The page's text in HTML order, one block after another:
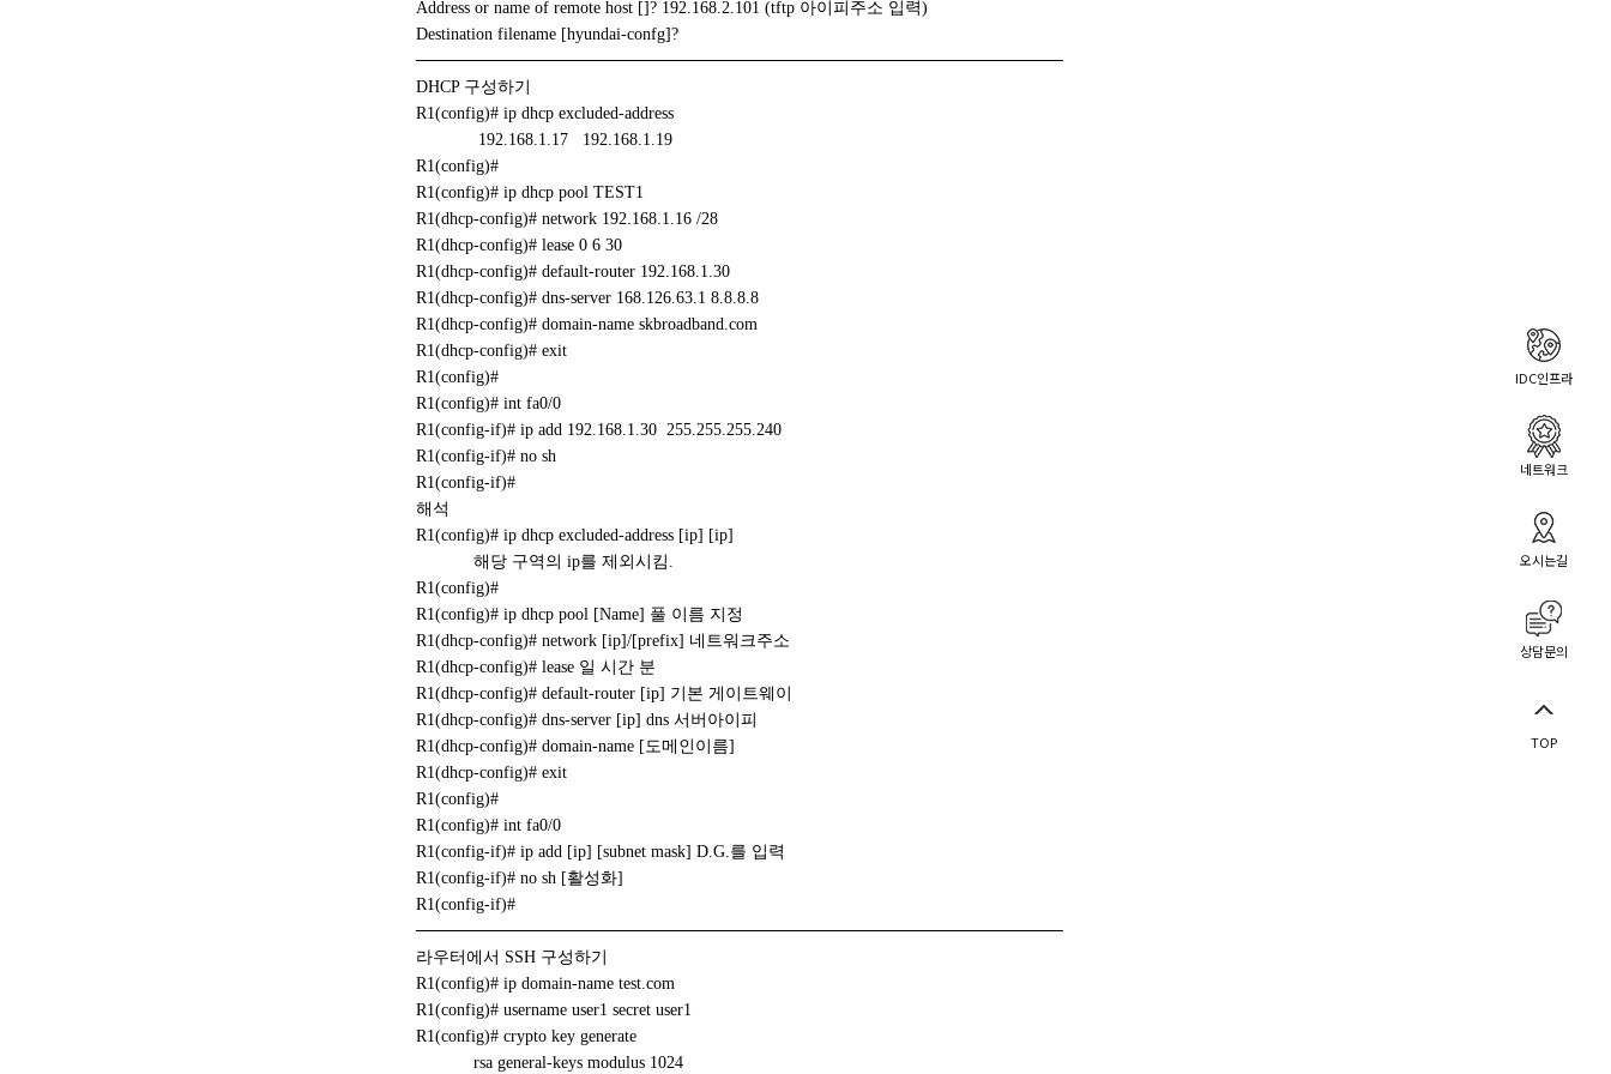
Address or name of remote host []? 192.168.2.101 (tftp 아이피주소 입력)
Destination filename [hyundai-confg]?
──────────────────────────────────────────────────────
DHCP 구성하기
R1(config)# ip dhcp excluded-address
192.168.1.17 192.168.1.19
R1(config)#
R1(config)# ip dhcp pool TEST1
R1(dhcp-config)# network 192.168.1.16 /28
R1(dhcp-config)# lease 0 6 30
R1(dhcp-config)# default-router 192.168.1.30
R1(dhcp-config)# dns-server 168.126.63.1 8.8.8.8
R1(dhcp-config)# domain-name skbroadband.com
R1(dhcp-config)# exit
R1(config)#
R1(config)# int fa0/0
R1(config-if)# ip add 192.168.1.30 255.255.255.240
R1(config-if)# no sh
R1(config-if)#
해석
R1(config)# ip dhcp excluded-address [ip] [ip]
해당 구역의 ip를 제외시킴.
R1(config)#
R1(config)# ip dhcp pool [Name] 풀 이름 지정
R1(dhcp-config)# network [ip]/[prefix] 네트워크주소
R1(dhcp-config)# lease 일 시간 분
R1(dhcp-config)# default-router [ip] 기본 게이트웨이
R1(dhcp-config)# dns-server [ip] dns 서버아이피
R1(dhcp-config)# domain-name [도메인이름]
R1(dhcp-config)# exit
R1(config)#
R1(config)# int fa0/0
R1(config-if)# ip add [ip] [subnet mask] D.G.를 입력
R1(config-if)# no sh [활성화]
R1(config-if)#
──────────────────────────────────────────────────────
라우터에서 SSH 구성하기
R1(config)# ip domain-name test.com
R1(config)# username user1 secret user1
R1(config)# crypto key generate
rsa general-keys modulus 1024
IDC인프라
네트워크
오시는길
상담문의
TOP